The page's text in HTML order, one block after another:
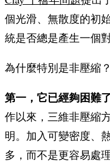
個光滑、無散度的初
統是否總是產生一個
為什麼特別是非壓縮
第一，它已經夠困難了
作以來，三維非壓縮
明。加入可變密度、
多，而不是更容易處理